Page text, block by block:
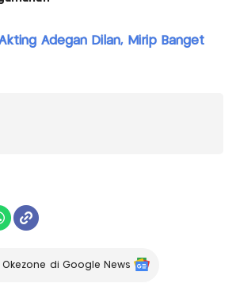
Adegan Dilan, Mirip Banget
Okezone di Google News